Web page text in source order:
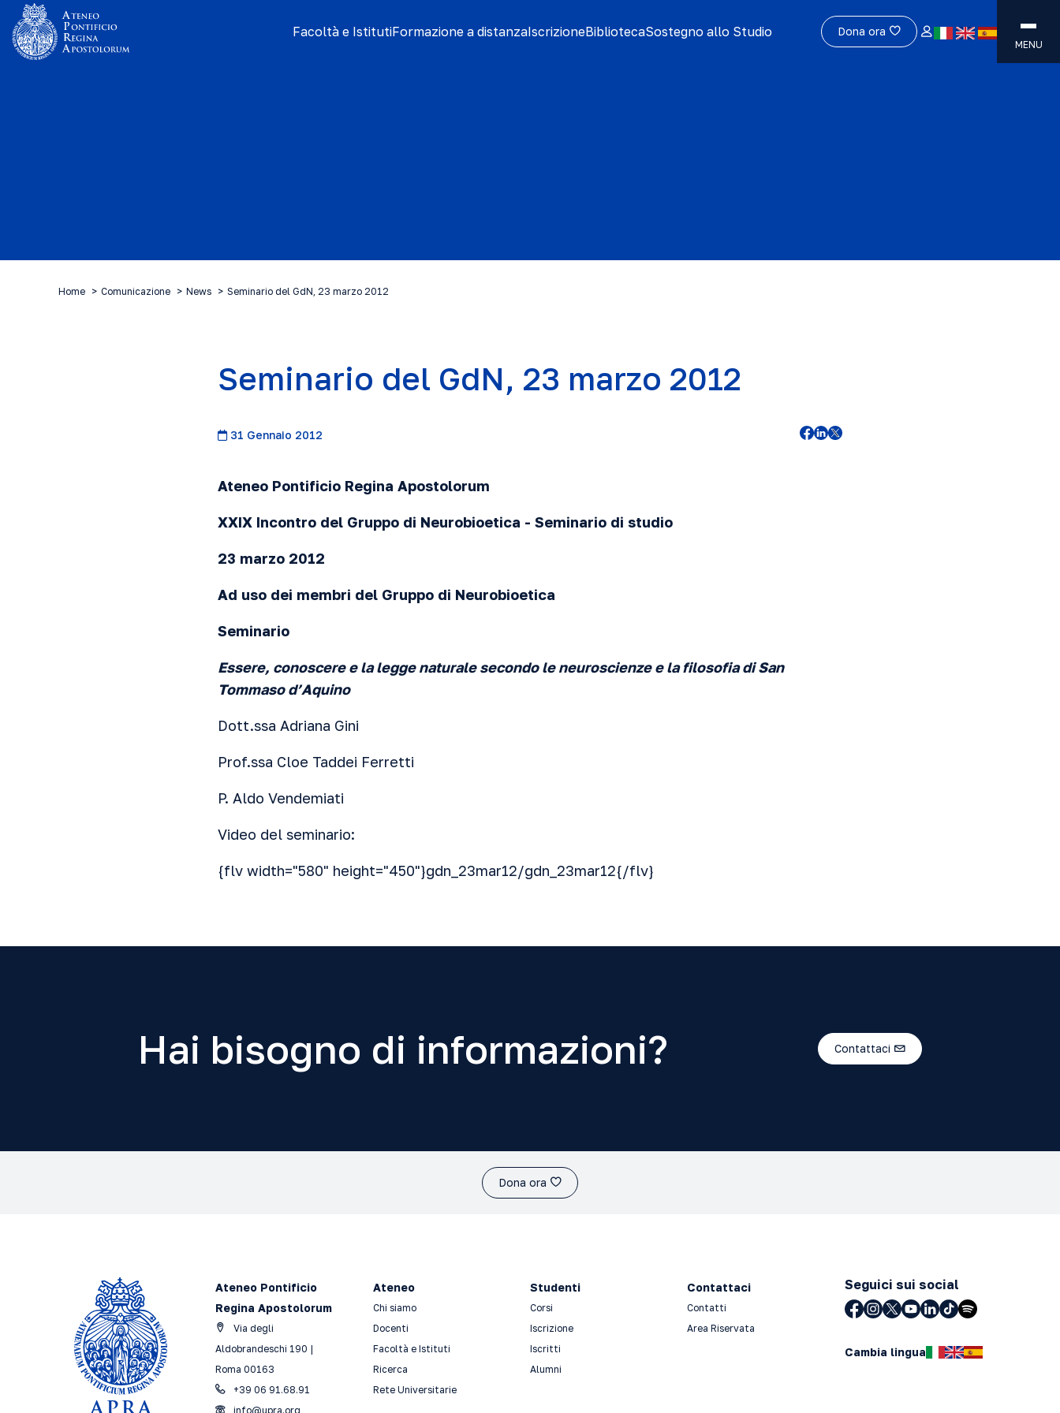
Facoltà e IstitutiFormazione a distanzaIscrizioneBibliotecaSostegno allo Studio Dona ora
MENU
Home Comunicazione News Seminario del GdN, 23 marzo 2012
Seminario del GdN, 23 marzo 2012
31 Gennaio 2012
Ateneo Pontificio Regina Apostolorum
XXIX Incontro del Gruppo di Neurobioetica - Seminario di studio
23 marzo 2012
Ad uso dei membri del Gruppo di Neurobioetica
Seminario
Essere, conoscere e la legge naturale secondo le neuroscienze e la filosofia di San
Tommaso d’Aquino
Dott.ssa Adriana Gini
Prof.ssa Cloe Taddei Ferretti
P. Aldo Vendemiati
Video del seminario:
{flv width="580" height="450"}gdn_23mar12/gdn_23mar12{/flv}
Hai bisogno di informazioni? Contattaci
Dona ora
Ateneo Pontificio
Regina Apostolorum
Via degli
Aldobrandeschi 190 |
Roma 00163
+39 06 91.68.91
info@upra.org
Ateneo
Chi siamo
Docenti
Facoltà e Istituti
Ricerca
Rete Universitarie
Studenti
Corsi
Iscrizione
Iscritti
Alumni
Contattaci
Contatti
Area Riservata
Seguici sui social
Cambia lingua